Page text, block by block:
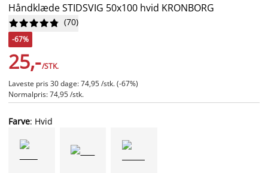
Håndklæde STIDSVIG 50x100 hvid KRONBORG





 (70)
-67%
25,-/STK.
Laveste pris 30 dage: 74,95 /stk. (-67%)
Normalpris: 74,95 /stk.
Farve: Hvid